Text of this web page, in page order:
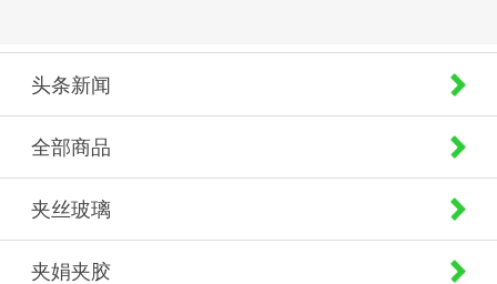
头条新闻
全部商品
夹丝玻璃
夹娟夹胶